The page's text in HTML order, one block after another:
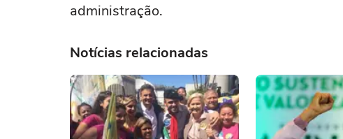
administração.
Notícias relacionadas